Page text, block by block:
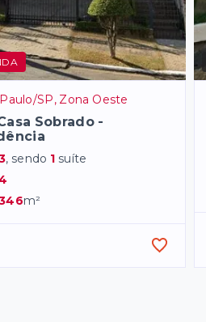
SP, Zona Oeste
Sobrado -
, sendo 1 suíte
m²